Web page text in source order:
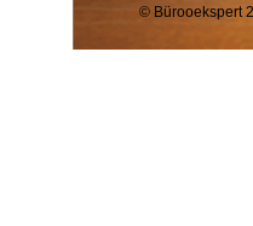
© Bürooekspert